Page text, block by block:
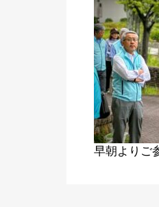
早朝よりご